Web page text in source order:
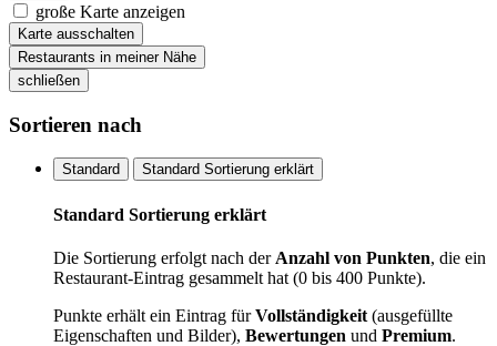
große Karte anzeigen
Karte ausschalten
Restaurants in meiner Nähe
schließen
Sortieren nach
Standard Standard Sortierung erklärt
Standard Sortierung erklärt
Die Sortierung erfolgt nach der Anzahl von Punkten, die ein
Restaurant-Eintrag gesammelt hat (0 bis 400 Punkte).
Punkte erhält ein Eintrag fürVollständigkeit (ausgefüllte
Eigenschaften und Bilder), Bewertungen und Premium.